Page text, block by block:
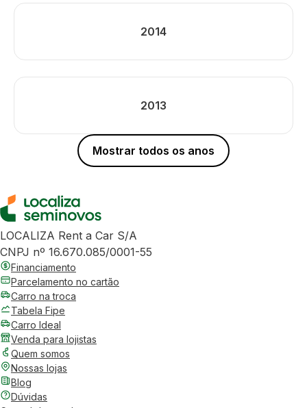
2014
2013
Mostrar todos os anos
LOCALIZA Rent a Car S/A
CNPJ nº 16.670.085/0001-55
Financiamento
Parcelamento no cartão
Carro na troca
Tabela Fipe
Carro Ideal
Venda para lojistas
Quem somos
Nossas lojas
Blog
Dúvidas